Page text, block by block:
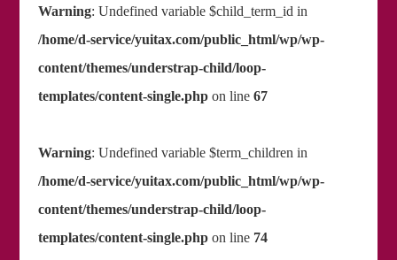
Warning: Undefined variable $child_term_id in
/home/d-service/yuitax.com/public_html/wp/wp-
content/themes/understrap-child/loop-
templates/content-single.phpon line 67
Warning: Undefined variable $term_children in
/home/d-service/yuitax.com/public_html/wp/wp-
content/themes/understrap-child/loop-
templates/content-single.phpon line 74